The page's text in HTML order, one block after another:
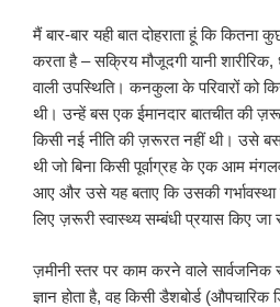
मैं बार-बार यही बात दोहराता हूं कि कितना
करता है – सक्रिय मौजूदगी यानी
वाली उपस्थिति। कनकुला के परिवारों को
थी। उन्हें बस एक ईमानदार बातचीत की
किसी नई नीति की ज़रूरत नहीं थी। उसे
थी जो बिना किसी पूर्वाग्रह के एक आम
आए और उसे यह बताए कि उसकी
लिए ज़रूरी स्वास्थ्य सम्बंधी प्रयास किए जा
ज़मीनी स्तर पर काम करने वाले सार्वजनिक
ज्ञान होता है, वह किसी डैशबोर्ड (औपचारिक